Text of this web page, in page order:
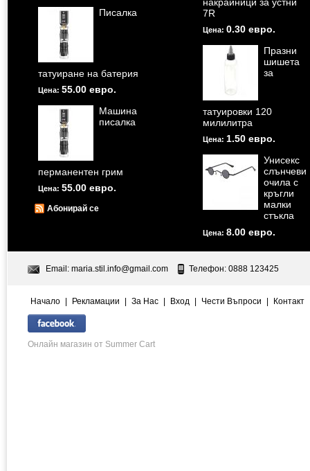
Писалка
татуиране на батерия
Цена: 55.00 евро.
Машина
писалка
перманентен грим
Цена: 55.00 евро.
Абонирай се
7R
Цена: 0.30 евро.
Празни
шишета
за
татуировки 120
милилитра
Цена: 1.50 евро.
Унисекс
слънчеви
очила с
кръгли
малки
стъкла
Цена: 8.00 евро.
Email: maria.stil.info@gmail.com Телефон: 0888 123425
Начало | Рекламации | За Нас | Вход | Чести Въпроси | Контакт
Онлайн магазин от Summer Cart